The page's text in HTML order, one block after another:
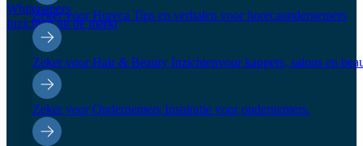
Zeker voor Horeca Tips en verhalen voor horecaondernemers
Zeker voor Hair & Beauty Inzichtenvoor kappers, salons en
Zeker voor Ondernemers Inspiratie voor ondernemers.
Whitepapers
Inzichten uit de markt